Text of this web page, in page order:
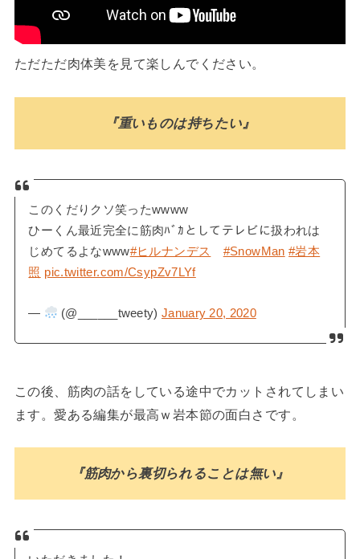
ただただ肉体美を見て楽しんでください。
『重いものは持ちたい』
このくだりクソ笑ったwwww
ひーくん最近完全に筋肉ﾊﾞｶとしてテレビに扱われは
じめてるよなwww#ヒルナンデス #SnowMan #岩本
照 pic.twitter.com/CsypZv7LYf
— (@______tweety) January 20, 2020
この後、筋肉の話をしている途中でカットされてしまい
ます。愛ある編集が最高ｗ岩本節の面白さです。
『筋肉から裏切られることは無い』